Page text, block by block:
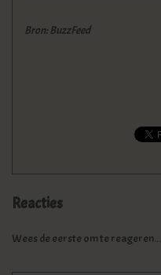
Bron: BuzzFeed
Reacties
Wees de eerste om te reageren...